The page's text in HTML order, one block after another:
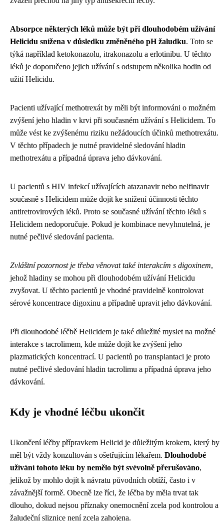
Absorpce některých léků může být při dlouhodobém užívání
Helicidu snížena v důsledku změněného pH žaludku. Toto se
týká například ketokonazolu, itrakonazolu a erlotinibu. U těchto
léků je doporučeno jejich užívání s odstupem několika hodin od
užití Helicidu.
Pacienti užívající methotrexát by měli být informováni o možném
zvýšení jeho hladin v krvi při současném užívání s Helicidem. To
může vést ke zvýšenému riziku nežádoucích účinků methotrexátu.
V těchto případech je nutné pravidelné sledování hladin
methotrexátu a případná úprava jeho dávkování.
U pacientů s HIV infekcí užívajících atazanavir nebo nelfinavir
současně s Helicidem může dojít ke snížení účinnosti těchto
antiretrovirových léků. Proto se současné užívání těchto léků s
Helicidem nedoporučuje. Pokud je kombinace nevyhnutelná, je
nutné pečlivé sledování pacienta.
Zvláštní pozornost je třeba věnovat také interakcím s digoxinem,
jehož hladiny se mohou při dlouhodobém užívání Helicidu
zvyšovat. U těchto pacientů je vhodné pravidelně kontrolovat
sérové koncentrace digoxinu a případně upravit jeho dávkování.
Při dlouhodobé léčbě Helicidem je také důležité myslet na možné
interakce s tacrolimem, kde může dojít ke zvýšení jeho
plazmatických koncentrací. U pacientů po transplantaci je proto
nutné pečlivé sledování hladin tacrolimu a případná úprava jeho
dávkování.
Kdy je vhodné léčbu ukončit
Ukončení léčby přípravkem Helicid je důležitým krokem, který by
měl být vždy konzultován s ošetřujícím lékařem. Dlouhodobé
užívání tohoto léku by nemělo být svévolně přerušováno,
jelikož by mohlo dojít k návratu původních obtíží, často i v
závažnější formě. Obecně lze říci, že léčba by měla trvat tak
dlouho, dokud nejsou příznaky onemocnění zcela pod kontrolou a
žaludeční sliznice není zcela zahojena.